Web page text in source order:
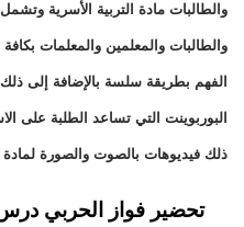
والطالبات مادة التربية الأسرية
والطالبات والمعلمين والمعلمات
الفهم بطريقة سلسة بالإضافة إلى
البوربوينت التي تساعد الطلبة على
ذلك فيديوهات بالصوت والصورة لمادة
تحضير فواز الحربي